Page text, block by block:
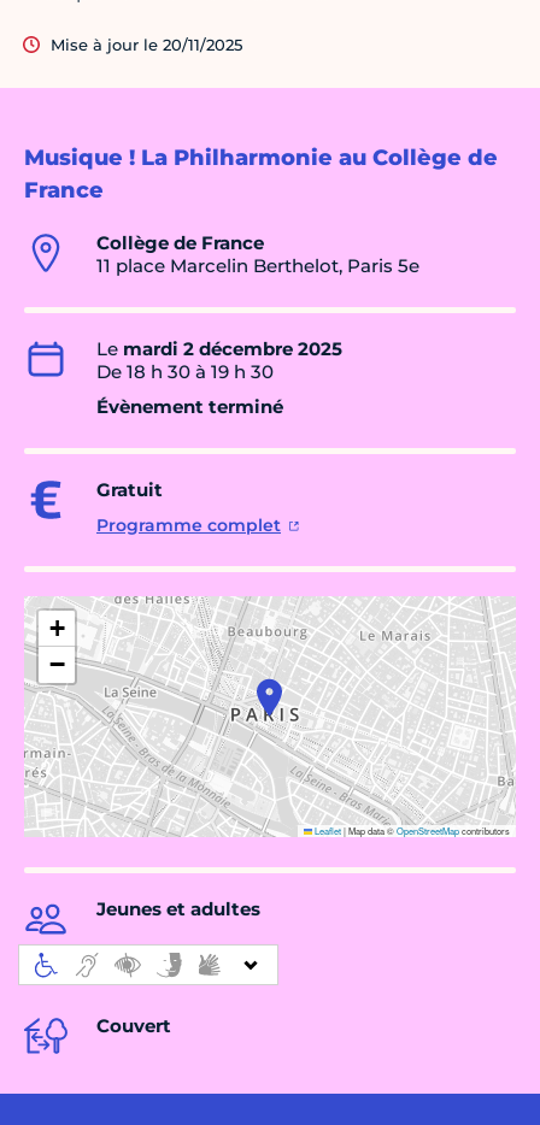
Musique ! La Philharmonie au Collège de
France
Collège de France
11 place Marcelin Berthelot, Paris 5e
Le mardi 2 décembre 2025
De 18 h 30 à 19 h 30
Évènement terminé
Gratuit
Programme complet
+
−
Leaflet|Map data ©OpenStreetMapcontributors
Jeunes et adultes
Couvert
Mise à jour le 20/11/2025